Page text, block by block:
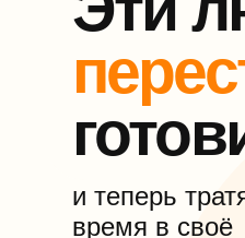
КЬЮМИ-печь бесплатно
блюда ресторанной кухни
подбор рациона питания
и теперь тратят
удовольствие